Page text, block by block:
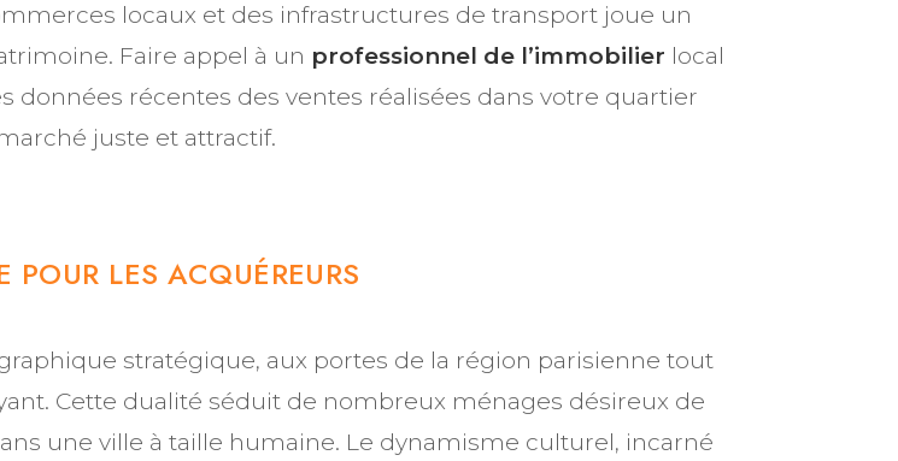
locaux et des infrastructures de transport joue un
Faire appel à un professionnel de l’immobilier local
données récentes des ventes réalisées dans votre quartier
juste et attractif.
POUR LES ACQUÉREURS
stratégique, aux portes de la région parisienne tout
Cette dualité séduit de nombreux ménages désireux de
une ville à taille humaine. Le dynamisme culturel, incarné